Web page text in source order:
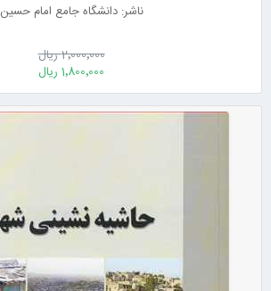
ناشر: دانشگاه جامع امام حسین
2٬000٬000 ریال
1٬800٬000 ریال